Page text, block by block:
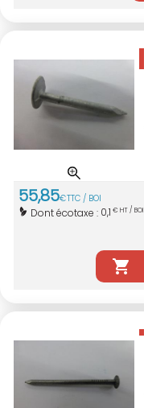
55,85€TTC / BOI
Dont écotaxe : 0,1 € HT / BOI